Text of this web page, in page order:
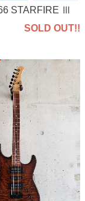
STARFIRE Ⅲ
SOLD OUT!!